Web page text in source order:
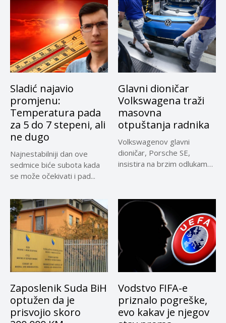
Sladić najavio
promjenu:
Temperatura pada
za 5 do 7 stepeni, ali
ne dugo
Najnestabilniji dan ove
sedmice biće subota kada
se može očekivati i pad...
Glavni dioničar
Volkswagena traži
masovna
otpuštanja radnika
Volkswagenov glavni
dioničar, Porsche SE,
insistira na brzim odlukama
Zaposlenik Suda BiH
optužen da je
prisvojio skoro
Vodstvo FIFA-e
priznalo pogreške,
evo kakav je njegov